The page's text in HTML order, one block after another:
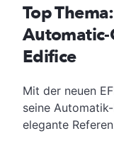
Top
Edifice
Mit der neuen
seine
elegante